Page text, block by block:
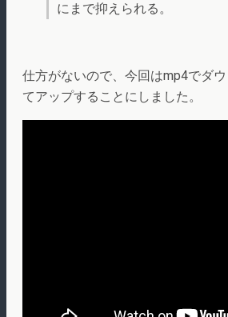
にまで抑えられる。
仕方がないので、今回はmp4でダ
てアップすることにしました。